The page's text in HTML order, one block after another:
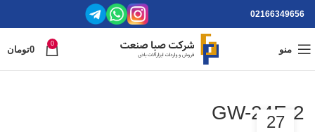
02166349656
منو
0
0تومان
GW-24E-2
27